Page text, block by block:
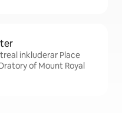
inkluderar Place
of Mount Royal